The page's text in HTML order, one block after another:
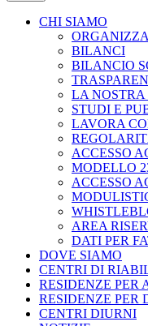
CHI SIAMO
BILANCI
BILANCIO
LA NOSTRA
STUDI E
LAVORA
ACCESSO
MODELLO
ACCESSO
AREA
DATI PER
DOVE SIAMO
CENTRI DI
RESIDENZE PER
RESIDENZE PER
CENTRI DIURNI